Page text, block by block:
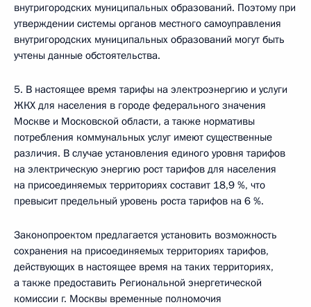
внутригородских муниципальных образований. Поэтому при
утверждении системы органов местного самоуправления
внутригородских муниципальных образований могут быть
учтены данные обстоятельства.
5. В настоящее время тарифы на электроэнергию и услуги
ЖКХ для населения в городе федерального значения
Москве и Московской области, а также нормативы
потребления коммунальных услуг имеют существенные
различия. В случае установления единого уровня тарифов
на электрическую энергию рост тарифов для населения
на присоединяемых территориях составит 18,9 %, что
превысит предельный уровень роста тарифов на 6 %.
Законопроектом предлагается установить возможность
сохранения на присоединяемых территориях тарифов,
действующих в настоящее время на таких территориях,
а также предоставить Региональной энергетической
комиссии г. Москвы временные полномочия